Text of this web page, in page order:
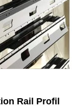
Rail Profil